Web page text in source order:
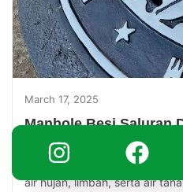
March 17, 2025
Manhole Besi Saluran
Sistem drainase merupakan
infrastruktur perkotaan yang
air hujan, limbah, serta air